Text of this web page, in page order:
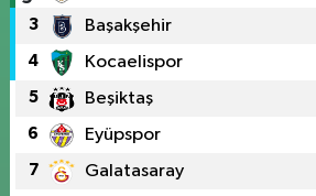
3 Başakşehir
4 Kocaelispor
5 Beşiktaş
6 Eyüpspor
7 Galatasaray